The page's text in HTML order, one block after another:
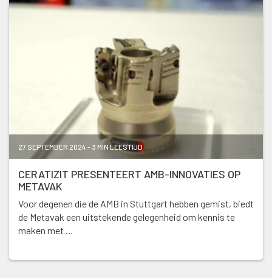
27 SEPTEMBER 2024 - 3 MIN LEESTIJD
CERATIZIT PRESENTEERT AMB-INNOVATIES OP
METAVAK
Voor degenen die de AMB in Stuttgart hebben gemist, biedt
de Metavak een uitstekende gelegenheid om kennis te
maken met …